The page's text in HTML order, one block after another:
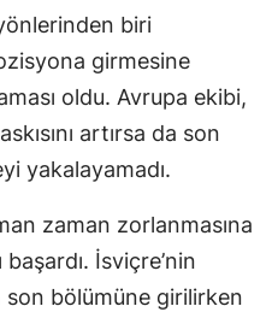
biri
girmesine
oldu. Avrupa ekibi,
artırsa da son
yakalayamadı.
zaman zorlanmasına
İsviçre’nin
son bölümüne girilirken